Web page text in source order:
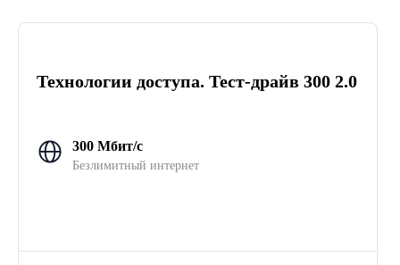
Технологии доступа. Тест-драйв 300 2.0
300 Мбит/с
Безлимитный интернет